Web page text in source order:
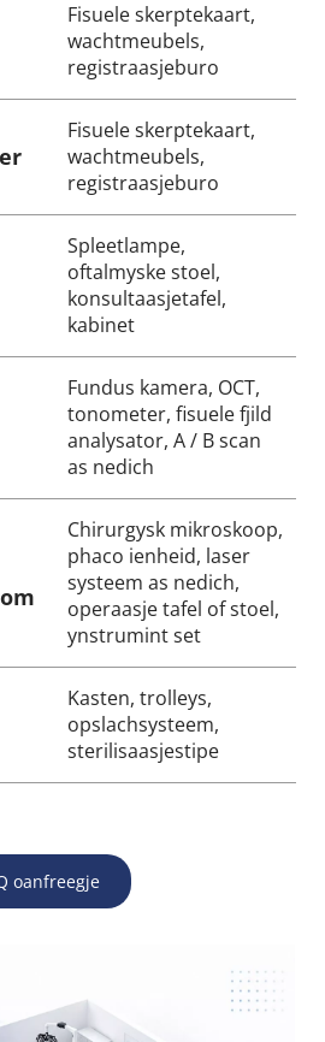
Fisuele skerptekaart,
wachtmeubels,
registraasjeburo
Fisuele skerptekaart,
wachtmeubels,
registraasjeburo
Spleetlampe,
oftalmyske stoel,
konsultaasjetafel,
kabinet
Fundus kamera, OCT,
tonometer, fisuele fjild
analysator, A / B scan
as nedich
Chirurgysk mikroskoop,
phaco ienheid, laser
systeem as nedich,
operaasje tafel of stoel,
ynstrumint set
Kasten, trolleys,
opslachsysteem,
sterilisaasjestipe
oanfreegje